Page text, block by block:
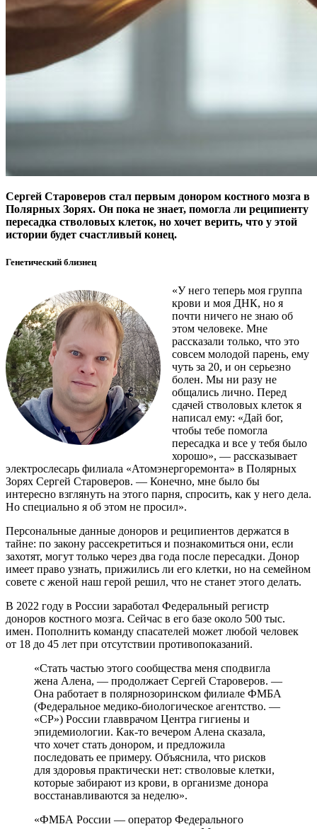
Сергей Староверов стал первым донором костного мозга в
Полярных Зорях. Он пока не знает, помогла ли реципиенту
пересадка стволовых клеток, но хочет верить, что у этой
истории будет счастливый конец.
Генетический близнец
«У него теперь моя группа
крови и моя ДНК, но я
почти ничего не знаю об
этом человеке. Мне
рассказали только, что это
совсем молодой парень, ему
чуть за 20, и он серьезно
болен. Мы ни разу не
общались лично. Перед
сдачей стволовых клеток я
написал ему: «Дай бог,
чтобы тебе помогла
пересадка и все у тебя было
хорошо», — рассказывает
электрослесарь филиала «Атомэнергоремонта» в Полярных
Зорях Сергей Староверов. — Конечно, мне было бы
интересно взглянуть на этого парня, спросить, как у него дела.
Но специально я об этом не просил».
Персональные данные доноров и реципиентов держатся в
тайне: по закону рассекретиться и познакомиться они, если
захотят, могут только через два года после пересадки. Донор
имеет право узнать, прижились ли его клетки, но на семейном
совете с женой наш герой решил, что не станет этого делать.
В 2022 году в России заработал Федеральный регистр
доноров костного мозга. Сейчас в его базе около 500 тыс.
имен. Пополнить команду спасателей может любой человек
от 18 до 45 лет при отсутствии противопоказаний.
«Стать частью этого сообщества меня сподвигла
жена Алена, — продолжает Сергей Староверов. —
Она работает в полярнозоринском филиале ФМБА
(Федеральное медико-биологическое агентство. —
«СР») России главврачом Центра гигиены и
эпидемиологии. Как-то вечером Алена сказала,
что хочет стать донором, и предложила
последовать ее примеру. Объяснила, что рисков
для здоровья практически нет: стволовые клетки,
которые забирают из крови, в организме донора
восстанавливаются за неделю».
«ФМБА России — оператор Федерального